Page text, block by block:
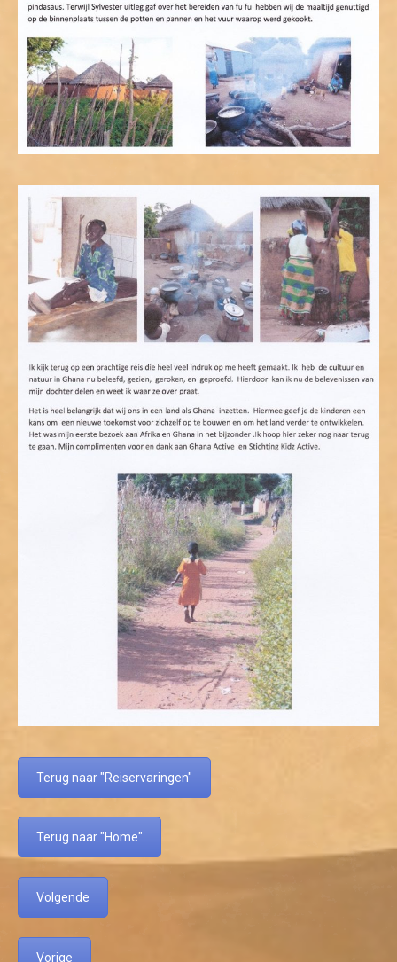
Terug naar "Reiservaringen"
Terug naar "Home"
Volgende
Vorige